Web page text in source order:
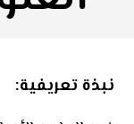
نبذة تعريفية: